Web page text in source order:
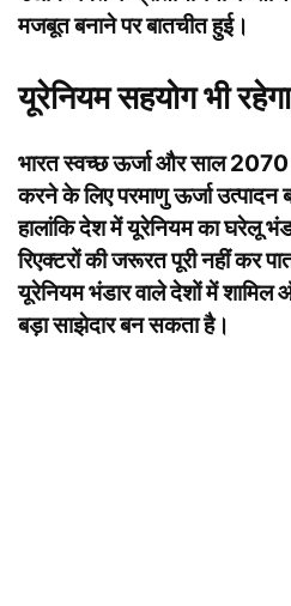
मजबूत बनाने पर बातचीत हुई।
यूरेनियम सहयोग भी
भारत स्वच्छ ऊर्जा और साल 2070
करने के लिए परमाणु ऊर्जा उत्पादन
हालांकि देश में यूरेनियम का घरेलू
रिएक्टरों की जरूरत पूरी नहीं कर
यूरेनियम भंडार वाले देशों में शामिल
बड़ा साझेदार बन सकता है।